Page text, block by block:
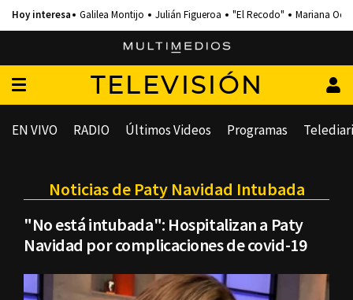
Galilea Montijo Julián Figueroa "El Recodo" Mariana
TELEVISIÓN
EN VIVO RADIO Últimos Videos Programas
Noticias de Paty Navidad Intubada
"No está intubada": Hospitalizan a Paty
Navidad por complicaciones de covid-19